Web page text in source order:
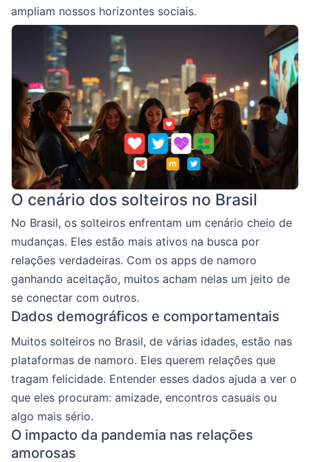
ampliam nossos horizontes sociais.
O cenário dos solteiros no Brasil
No Brasil, os solteiros enfrentam um cenário cheio de
mudanças. Eles estão mais ativos na busca por
relações verdadeiras. Com os apps de namoro
ganhando aceitação, muitos acham nelas um jeito de
se conectar com outros.
Dados demográficos e comportamentais
Muitos solteiros no Brasil, de várias idades, estão nas
plataformas de namoro. Eles querem relações que
tragam felicidade. Entender esses dados ajuda a ver o
que eles procuram: amizade, encontros casuais ou
algo mais sério.
O impacto da pandemia nas relações
amorosas